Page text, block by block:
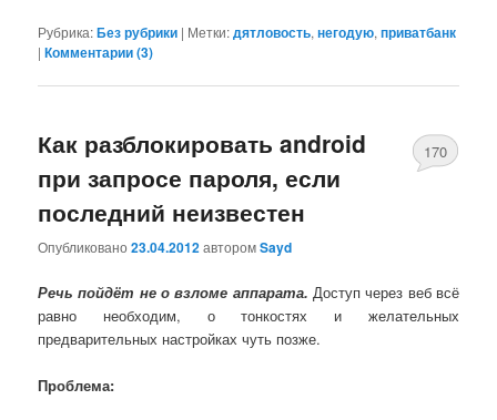
Рубрика:Без рубрики | Метки:дятловость,негодую,приватбанк
|Комментарии (3)
Как разблокировать android
при запросе пароля, если
последний неизвестен
Опубликовано23.04.2012авторомSayd
170
Речь пойдёт не о взломе аппарата. Доступ через веб всё
равно необходим, о тонкостях и желательных
предварительных настройках чуть позже.
Проблема: